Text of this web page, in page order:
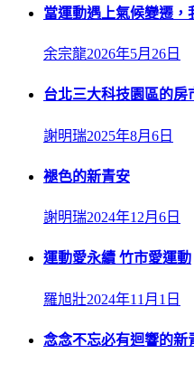
當運動遇上氣候變遷，
余宗龍2026年5月26日
台北三大科技園區的房
謝明瑞2025年8月6日
褪色的新青安
謝明瑞2024年12月6日
運動愛永續 竹市愛運動
羅旭壯2024年11月1日
念念不忘必有迴響的新